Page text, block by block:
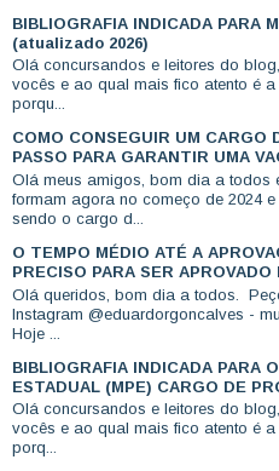
BIBLIOGRAFIA INDICADA PARA
(atualizado 2026)
Olá concursandos e leitores do
vocês e ao qual mais fico atento é
porqu...
COMO CONSEGUIR UM CARGO
PASSO PARA GARANTIR UMA
Olá meus amigos, bom dia a todos
formam agora no começo de 2024
sendo o cargo d...
O TEMPO MÉDIO ATÉ A
PRECISO PARA SER
Olá queridos, bom dia a todos.
Instagram @eduardorgoncalves -
Hoje ...
BIBLIOGRAFIA INDICADA PARA
ESTADUAL (MPE) CARGO DE
Olá concursandos e leitores do
vocês e ao qual mais fico atento é
porq...